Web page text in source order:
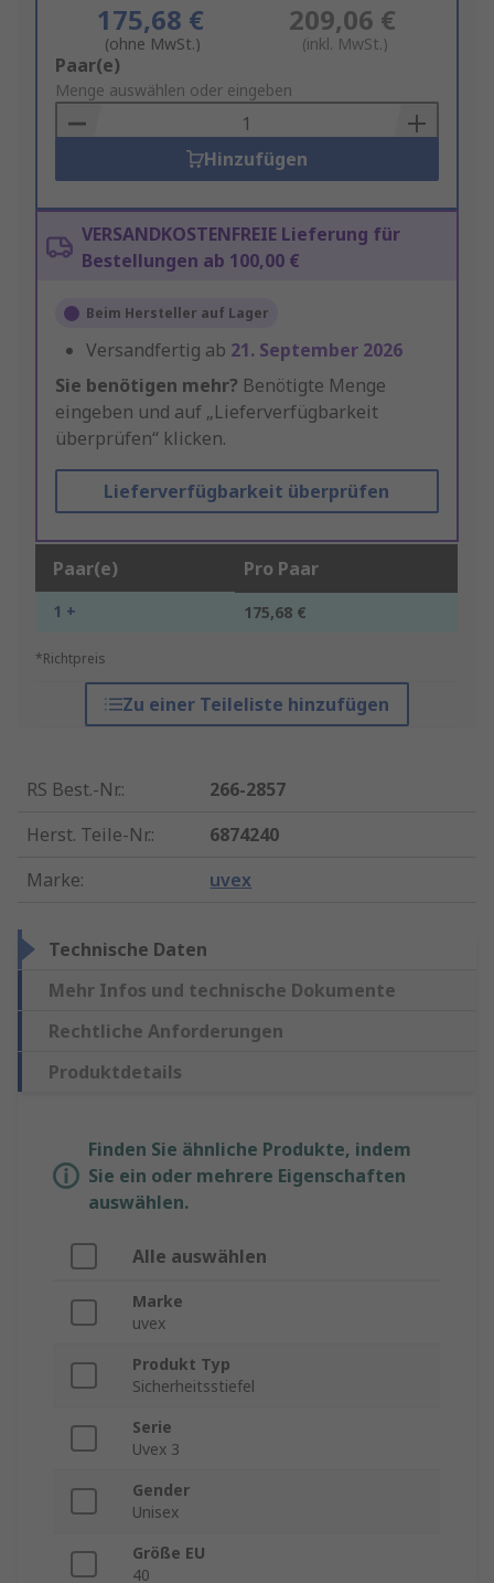
175,68 €
(ohne MwSt.)
209,06 €
(inkl. MwSt.)
Add
to
Basket
Paar(e)
Menge auswählen oder eingeben
Hinzufügen
VERSANDKOSTENFREIE Lieferung für
Bestellungen ab 100,00 €
Beim Hersteller auf Lager
Versandfertig ab 21. September 2026
Sie benötigen mehr? Benötigte Menge
eingeben und auf „Lieferverfügbarkeit
überprüfen“ klicken.
Lieferverfügbarkeit überprüfen
Paar(e) Pro Paar
1 + 175,68 €
*Richtpreis
Zu einer Teileliste hinzufügen
RS Best.-Nr.:
266-2857
Herst. Teile-Nr.:
6874240
Marke: uvex
Technische Daten
Mehr Infos und technische Dokumente
Rechtliche Anforderungen
Produktdetails
Finden Sie ähnliche Produkte, indem
Sie ein oder mehrere Eigenschaften
auswählen.
Alle auswählen
Marke
uvex
Produkt Typ
Sicherheitsstiefel
Serie
Uvex 3
Gender
Unisex
Größe EU
40